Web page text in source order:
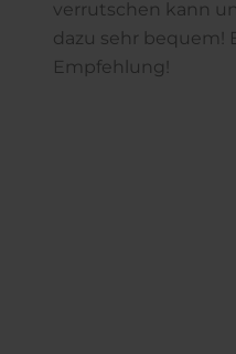
verrutschen kann
dazu sehr bequem!
Empfehlung!